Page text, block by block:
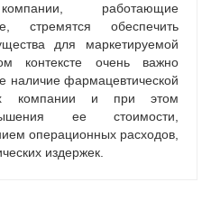
работаю­щие
стремятся обеспечить
для маркетируемой
контексте очень важно
наличие фармацевтической
компании и при этом
ее стоимости,
операционных расходов,
издержек.